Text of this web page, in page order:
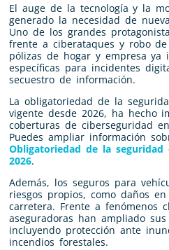
El auge de la tecnología y la
generado la necesidad de
Uno de los grandes
frente a ciberataques y robo de
pólizas de hogar y empresa ya
específicas para incidentes
secuestro de información.
La obligatoriedad de la
vigente desde 2026, ha hecho
coberturas de ciberseguridad
Puedes ampliar información
Obligatoriedad de la
2026.
Además, los seguros para
riesgos propios, como daños
carretera. Frente a fenómenos
aseguradoras han ampliado
incluyendo protección ante
incendios forestales.